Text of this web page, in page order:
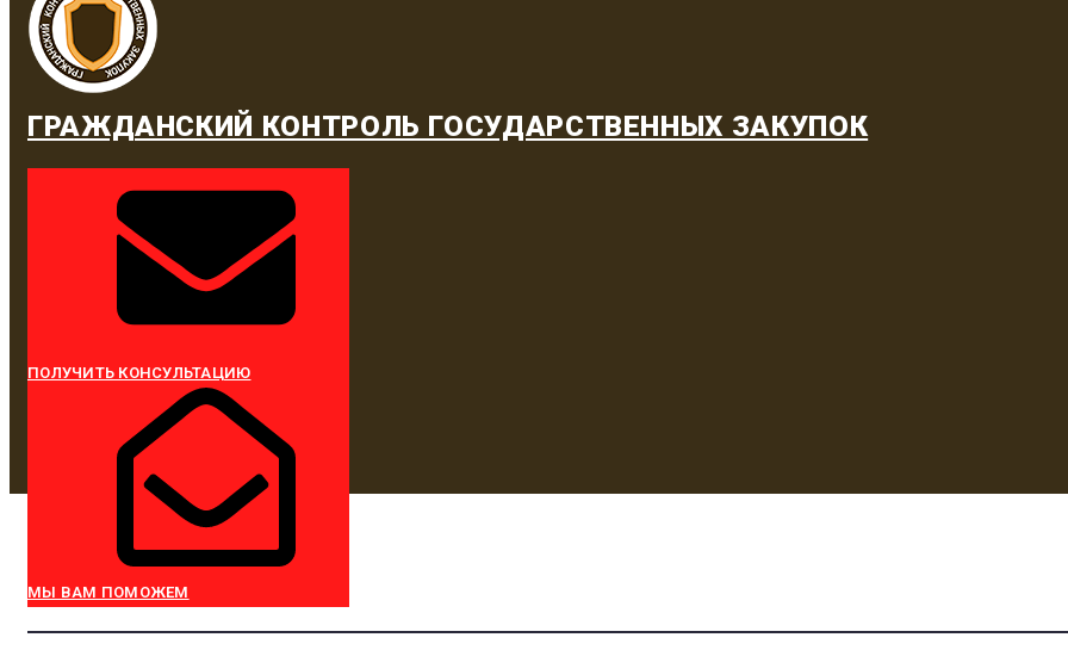
ГРАЖДАНСКИЙ КОНТРОЛЬ ГОСУДАРСТВЕННЫХ ЗАКУПОК
ПОЛУЧИТЬ КОНСУЛЬТАЦИЮ
МЫ ВАМ ПОМОЖЕМ